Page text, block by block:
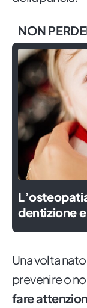
NON
dentizione
Una volta
prevenire o
fare